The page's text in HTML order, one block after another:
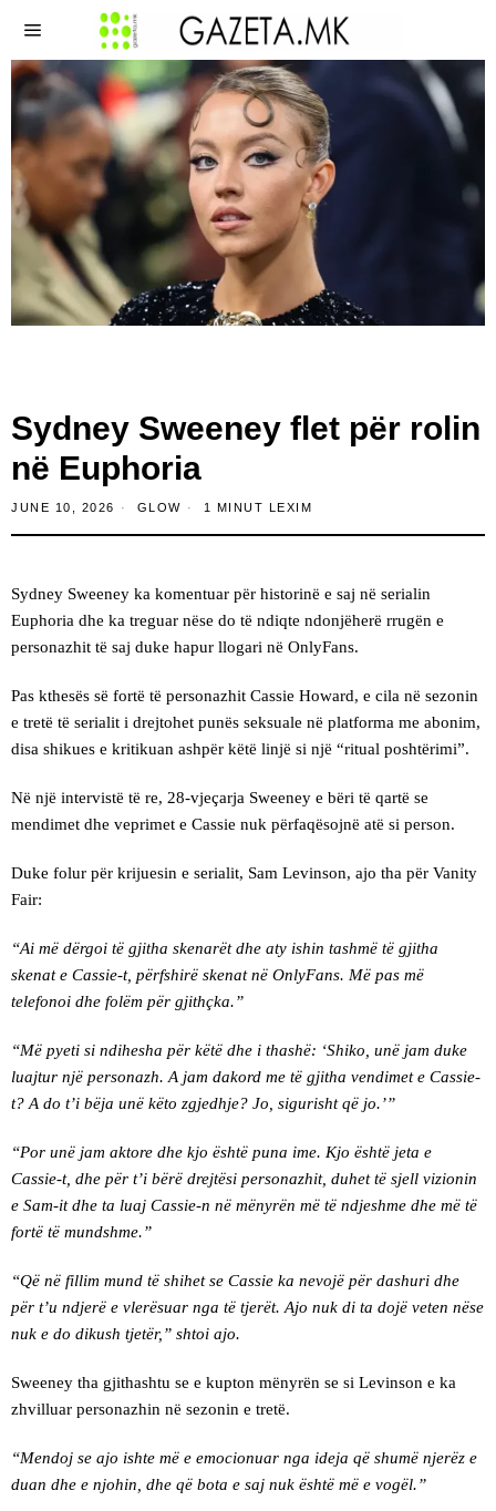
Sydney Sweeney flet për rolin
në Euphoria
JUNE 10, 2026 GLOW 1 MINUT LEXIM
Sydney Sweeney ka komentuar për historinë e saj në serialin
Euphoria dhe ka treguar nëse do të ndiqte ndonjëherë rrugën e
personazhit të saj duke hapur llogari në OnlyFans.
Pas kthesës së fortë të personazhit Cassie Howard, e cila në sezonin
e tretë të serialit i drejtohet punës seksuale në platforma me abonim,
disa shikues e kritikuan ashpër këtë linjë si një “ritual poshtërimi”.
Në një intervistë të re, 28-vjeçarja Sweeney e bëri të qartë se
mendimet dhe veprimet e Cassie nuk përfaqësojnë atë si person.
Duke folur për krijuesin e serialit, Sam Levinson, ajo tha për Vanity
Fair:
“Ai më dërgoi të gjitha skenarët dhe aty ishin tashmë të gjitha
skenat e Cassie-t, përfshirë skenat në OnlyFans. Më pas më
telefonoi dhe folëm për gjithçka.”
“Më pyeti si ndihesha për këtë dhe i thashë: ‘Shiko, unë jam duke
luajtur një personazh. A jam dakord me të gjitha vendimet e Cassie-
t? A do t’i bëja unë këto zgjedhje? Jo, sigurisht që jo.’”
“Por unë jam aktore dhe kjo është puna ime. Kjo është jeta e
Cassie-t, dhe për t’i bërë drejtësi personazhit, duhet të sjell vizionin
e Sam-it dhe ta luaj Cassie-n në mënyrën më të ndjeshme dhe më të
fortë të mundshme.”
“Që në fillim mund të shihet se Cassie ka nevojë për dashuri dhe
për t’u ndjerë e vlerësuar nga të tjerët. Ajo nuk di ta dojë veten nëse
nuk e do dikush tjetër,” shtoi ajo.
Sweeney tha gjithashtu se e kupton mënyrën se si Levinson e ka
zhvilluar personazhin në sezonin e tretë.
“Mendoj se ajo ishte më e emocionuar nga ideja që shumë njerëz e
duan dhe e njohin, dhe që bota e saj nuk është më e vogël.”